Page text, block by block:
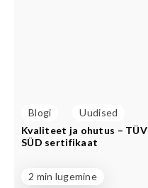
Blogi
Uudised
Kvaliteet ja ohutus – TÜV
SÜD sertifikaat
2 min lugemine